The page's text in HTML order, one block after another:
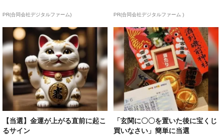
PR(合同会社デジタルファーム) PR(合同会社デジタルファーム )
【当選】金運が上がる直前に起こ
るサイン
「玄関に〇〇を置いた後に宝くじ
買いなさい」簡単に当選